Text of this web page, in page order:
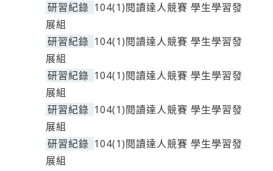
研習紀錄 104(1)閱讀達人競賽 學生學習發
展組
研習紀錄 104(1)閱讀達人競賽 學生學習發
展組
研習紀錄 104(1)閱讀達人競賽 學生學習發
展組
研習紀錄 104(1)閱讀達人競賽 學生學習發
展組
研習紀錄 104(1)閱讀達人競賽 學生學習發
展組